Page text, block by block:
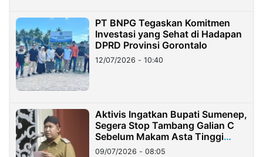
PT BNPG Tegaskan Komitmen
Investasi yang Sehat di Hadapan
DPRD Provinsi Gorontalo
12/07/2026 - 10:40
Aktivis Ingatkan Bupati Sumenep,
Segera Stop Tambang Galian C
Sebelum Makam Asta Tinggi
Longsor
09/07/2026 - 08:05